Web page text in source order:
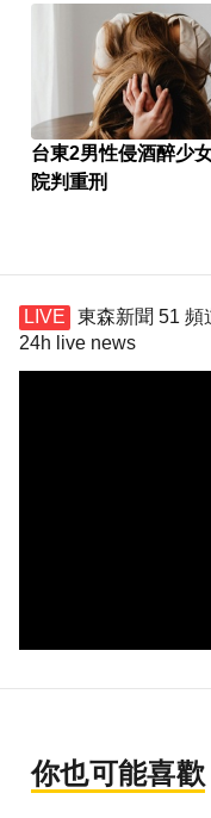
台東2男性侵酒醉少
院判重刑
東森新聞 51 頻
24h live news
你也可能喜歡